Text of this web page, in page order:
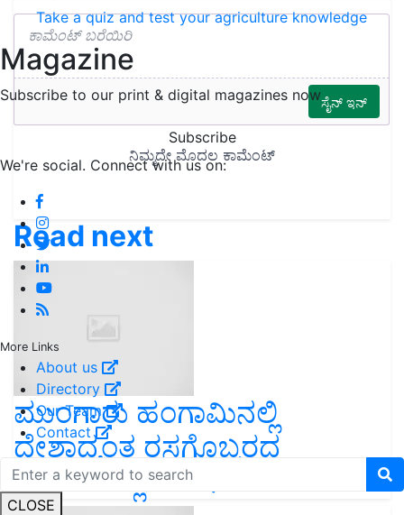
Take a quiz and test your agriculture knowledge
Magazine
Subscribe to our print & digital magazines now
Subscribe
We're social. Connect with us on:
More Links
About us
Directory
Our Team
Contact
CLOSE
Read next
ಮುಂಗಾರು ಹಂಗಾಮಿನಲ್ಲಿ
ದೇಶಾದ್ಯಂತ ರಸಗೊಬ್ಬರದ
ಕೊರತೆಯಿಲ್ಲ: ಸದಾನಂದ ಗೌಡ